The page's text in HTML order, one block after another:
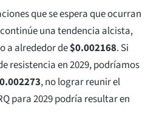
que se espera que ocurran
una tendencia alcista,
a alrededor de$0.002168. Si
resistencia en 2029, podríamos
0.002273, no lograr reunir el
para 2029 podría resultar en